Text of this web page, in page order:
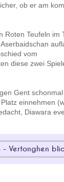
ob er am
Roten Teufeln im
vom
diese zwei
Gent
einnehmen
Diawara
Vertonghen